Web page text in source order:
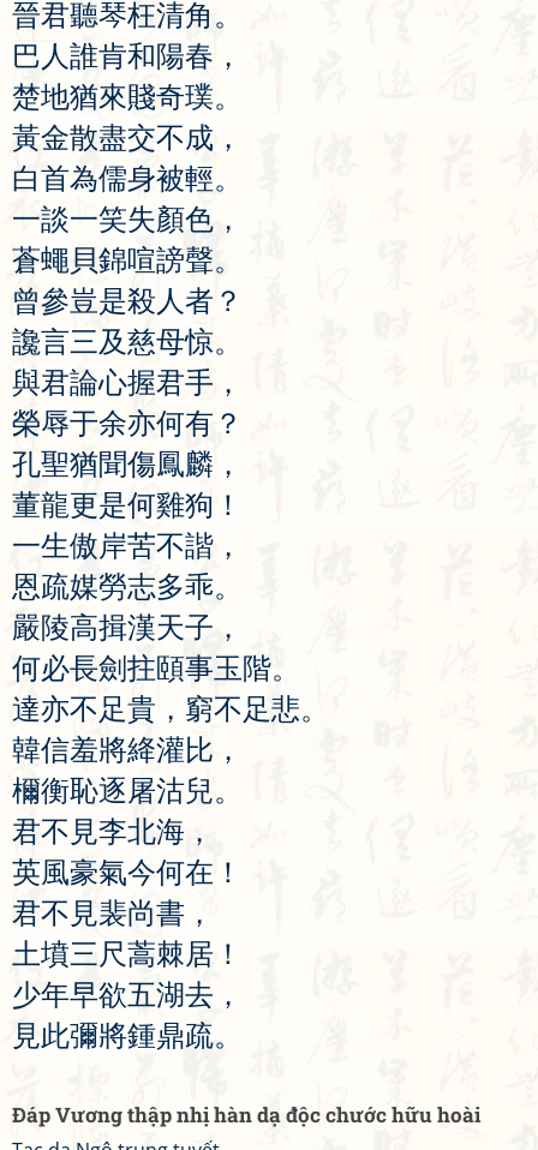
晉君聽琴枉清角 。
巴 人誰肯和陽春 ，
楚地猶來賤奇璞。
黃金散盡交不成 ，
白首為儒身被輕。
一談一笑失顏色 ，
蒼蠅貝錦喧謗聲。
曾參豈是殺 人者 ？
讒言三及慈母惊。
與君論心握君手 ，
榮辱于余亦何有 ？
孔聖猶聞傷鳳麟 ，
董龍更是何雞狗 ！
一生傲岸苦不諧 ，
恩疏媒勞志多乖。
嚴陵高揖漢天子 ，
何必長劍拄頤事玉階。
達亦不足貴 ， 窮不足悲。
韓信羞將絳灌比 ，
檷衡恥逐屠沽兒。
君不 見李北海 ，
英風豪氣今何在 ！
君不 見裴尚書 ，
土墳三尺蒿棘居 ！
少年早欲五湖去 ，
見此彌將鍾鼎疏。
Đáp Vương thập nhị hàn dạ độc chước hữu hoài